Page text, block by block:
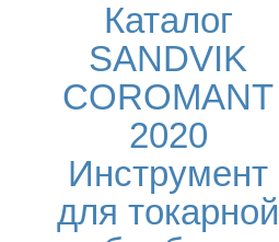
Каталог
SANDVIK
COROMANT
2020
Инструмент
для токарной